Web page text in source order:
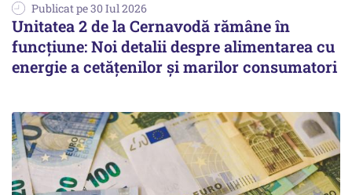
Publicat pe 30 Iul 2026
Unitatea 2 de la Cernavodă rămâne în
funcțiune: Noi detalii despre alimentarea cu
energie a cetățenilor și marilor consumatori